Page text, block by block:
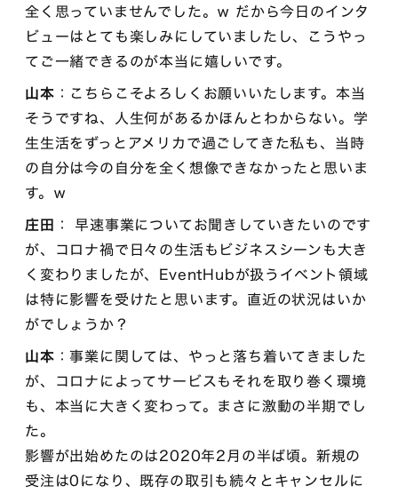
全く思っていませんでした。w だから今日のインタ
ビューはとても楽しみにしていましたし、こうやっ
てご一緒できるのが本当に嬉しいです。
山本 ：こちらこそよろしくお願いいたします。本当
そうですね、人生何があるかほんとわからない。学
生生活をずっとアメリカで過ごしてきた私も、当時
の自分は今の自分を全く想像できなかったと思いま
す。w
庄田 ： 早速事業についてお聞きしていきたいのです
が、コロナ禍で日々の生活もビジネスシーンも大き
く変わりましたが、EventHubが扱うイベント領域
は特に影響を受けたと思います。直近の状況はいか
がでしょうか？
山本 ：事業に関しては、やっと落ち着いてきました
が、コロナによってサービスもそれを取り巻く環境
も、本当に大きく変わって。まさに激動の半期でし
た。
影響が出始めたのは2020年2月の半ば頃。新規の
受注は0になり、既存の取引も続々とキャンセルに